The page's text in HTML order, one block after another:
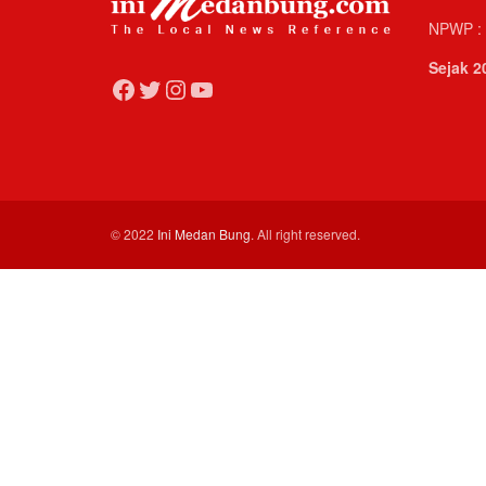
Facebook
Twitter
Instagram
YouTube
NPWP
Sejak
© 2022 Ini Medan Bung. All right reserved.